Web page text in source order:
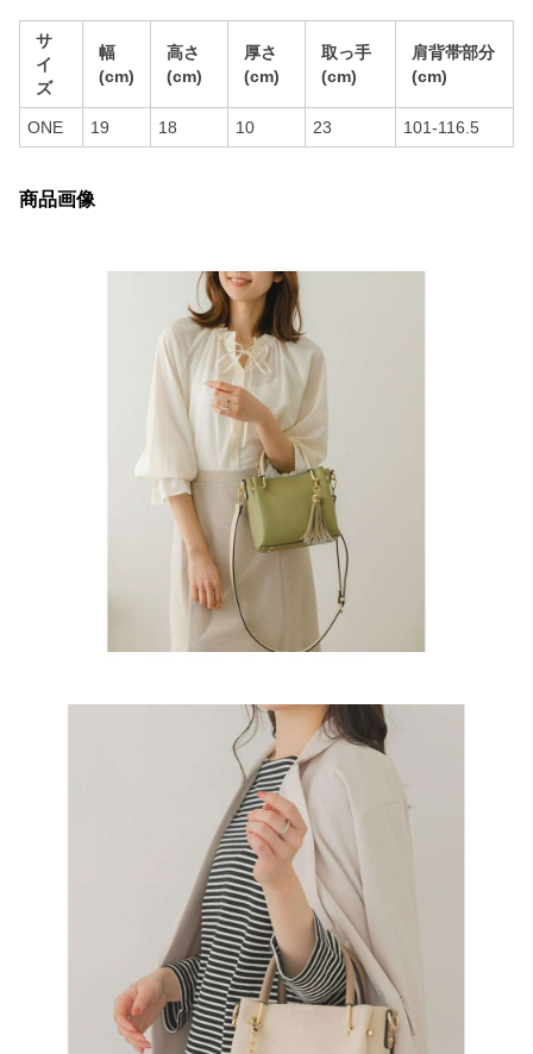
サ
イ
ズ
幅
(cm)
高さ
(cm)
厚さ
(cm)
取っ手
(cm)
肩背帯部分
(cm)
ONE 19 18 10 23 101-116.5
商品画像